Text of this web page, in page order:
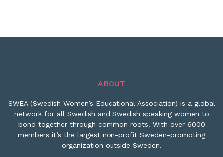
ABOUT
SWEA (Swedish Women’s Educational Association) is a global
network for all Swedish and Swedish speaking women to
bond together through common roots. With over 6000
members it’s the largest non-profit Sweden-promoting
organization outside Sweden.